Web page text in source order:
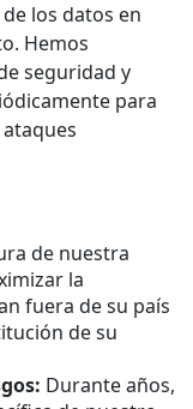
los datos en
Hemos
seguridad y
para
de nuestra
la
fuera de su país
de su
Durante años,